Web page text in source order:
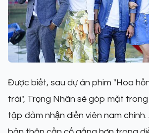
Được biết, sau dự án phim "Hoa
trái", Trọng Nhân sẽ góp mặt
tập đảm nhận diễn viên nam